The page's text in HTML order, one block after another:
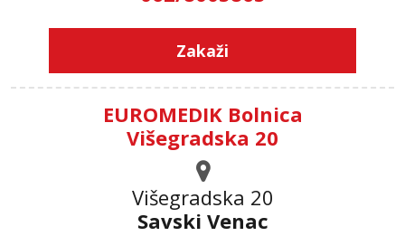
Zakaži
EUROMEDIK Bolnica
Višegradska 20
Višegradska 20
Savski Venac